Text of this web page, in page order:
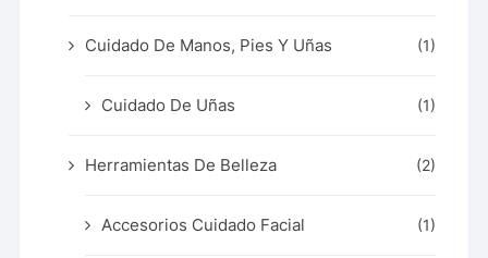
Cuidado De Manos, Pies Y Uñas (1)
Cuidado De Uñas (1)
Herramientas De Belleza (2)
Accesorios Cuidado Facial (1)